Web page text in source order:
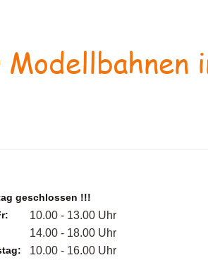
geschlossen !!!
10.00 - 13.00 Uhr
14.00 - 18.00 Uhr
10.00 - 16.00 Uhr